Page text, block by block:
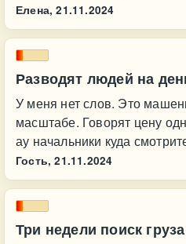
Елена, 21.11.2024
Разводят людей на
У меня нет слов. Это
масштабе. Говорят цену
ау начальники куда
Гость, 21.11.2024
Три недели поиск